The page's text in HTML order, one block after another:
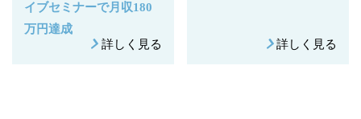
イブセミナーで月収180
万円達成
詳しく見る
詳しく見る